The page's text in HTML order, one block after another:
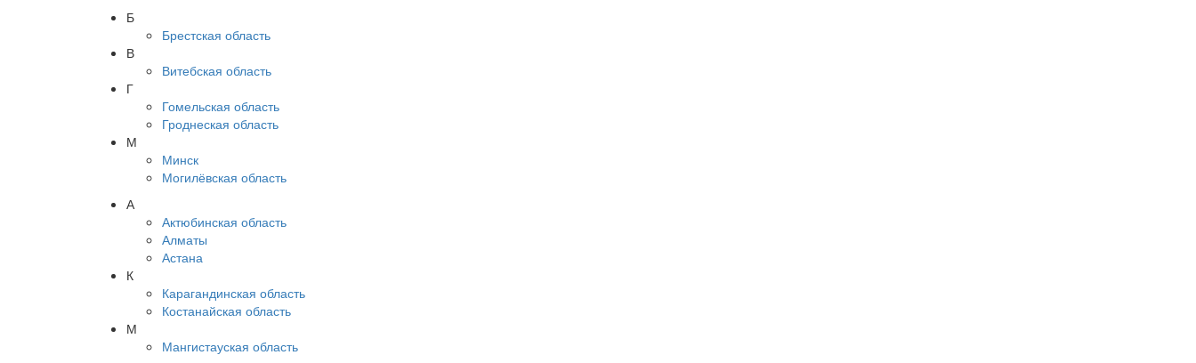
Б
Брестская область
В
Витебская область
Г
Гомельская область
Гроднеская область
М
Минск
Могилёвская область
А
Актюбинская область
Алматы
Астана
К
Карагандинская область
Костанайская область
М
Мангистауская область